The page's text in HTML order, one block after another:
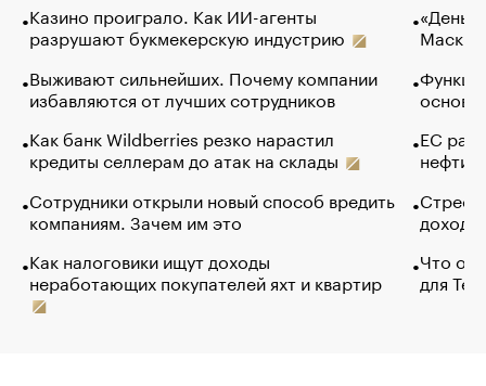
Казино проиграло. Как ИИ-агенты
разрушают букмекерскую индустрию
Выживают сильнейших. Почему компании
избавляются от лучших сотрудников
Как банк Wildberries резко нарастил
кредиты селлерам до атак на склады
Сотрудники открыли новый способ вредить
компаниям. Зачем им это
Как налоговики ищут доходы
неработающих покупателей яхт и квартир
Маск в
основ
ЕС
нефти
Что
для